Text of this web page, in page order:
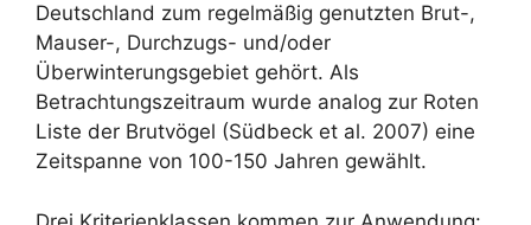
Deutschland zum regelmäßig genutzten Brut-,
Mauser-, Durchzugs- und/oder
Überwinterungsgebiet gehört. Als
Betrachtungszeitraum wurde analog zur Roten
Liste der Brutvögel (Südbeck et al. 2007) eine
Zeitspanne von 100-150 Jahren gewählt.